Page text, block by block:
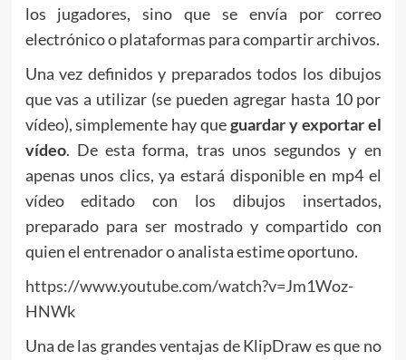
los jugadores, sino que se envía por correo
electrónico o plataformas para compartir archivos.
Una vez definidos y preparados todos los dibujos
que vas a utilizar (se pueden agregar hasta 10 por
vídeo), simplemente hay queguardar y exportar el
vídeo. De esta forma, tras unos segundos y en
apenas unos clics, ya estará disponible en mp4 el
vídeo editado con los dibujos insertados,
preparado para ser mostrado y compartido con
quien el entrenador o analista estime oportuno.
https://www.youtube.com/watch?v=Jm1Woz-
HNWk
Una de las grandes ventajas de KlipDraw es que no